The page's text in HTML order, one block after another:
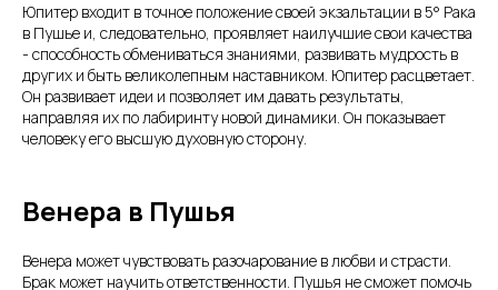
Юпитер входит в точное положение своей экзальтации в 5° Рака
в Пушье и, следовательно, проявляет наилучшие свои качества
- способность обмениваться знаниями, развивать мудрость в
других и быть великолепным наставником. Юпитер расцветает.
Он развивает идеи и позволяет им давать результаты,
направляя их по лабиринту новой динамики. Он показывает
человеку его высшую духовную сторону.
Венера в Пушья
Венера может чувствовать разочарование в любви и страсти.
Брак может научить ответственности. Пушья не сможет помочь